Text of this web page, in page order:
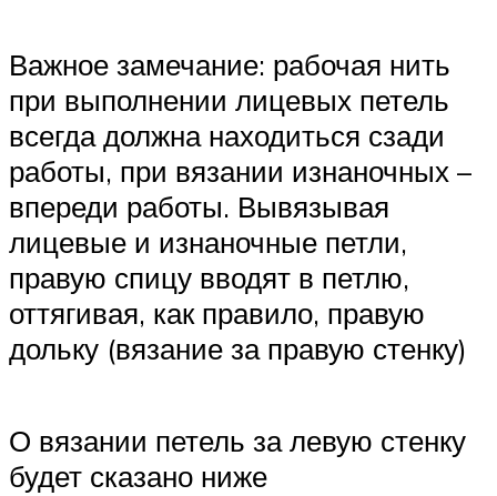
Важное замечание: рабочая нить
при выполнении лицевых петель
всегда должна находиться сзади
работы, при вязании изнаночных –
впереди работы. Вывязывая
лицевые и изнаночные петли,
правую спицу вводят в петлю,
оттягивая, как правило, правую
дольку (вязание за правую стенку)
О вязании петель за левую стенку
будет сказано ниже